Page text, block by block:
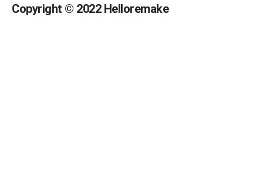
Copyright © 2022 Helloremake